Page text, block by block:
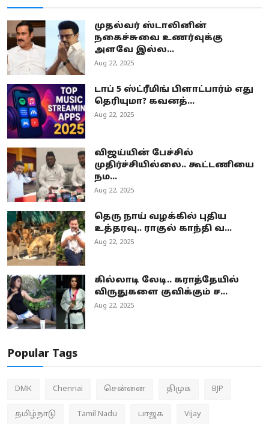
முதல்வர் ஸ்டாலினின்
நகைச்சுவை உணர்வுக்கு
அளவே இல்ல...
Aug 22, 2025
டாப் 5 ஸ்ட்ரீமிங் பிளாட்பார்ம் எது
தெரியுமா? கவனத்...
Aug 22, 2025
விஜய்யின் பேச்சில்
முதிர்ச்சியில்லை.. கூட்டணியை
நம...
Aug 22, 2025
தெரு நாய் வழக்கில் புதிய
உத்தரவு.. ராகுல் காந்தி வ...
Aug 22, 2025
கில்லாடி லேடி.. கராத்தேயில்
விருதுகளை குவிக்கும் ச...
Aug 22, 2025
Popular Tags
DMK Chennai சென்னை திமுக BJP
தமிழ்நாடு Tamil Nadu பாஜக Vijay